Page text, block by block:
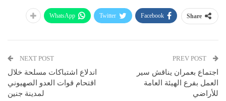
Share
Facebook
Twitter
WhatsApp
اجتماع بعمران يناقش سير
العمل بفرع الهيئة العامة
للأراضي
NEXT POST
اندلاع اشتباكات مسلحة خلال
اقتحام قوات العدو الصهيوني
لمدينة جنين